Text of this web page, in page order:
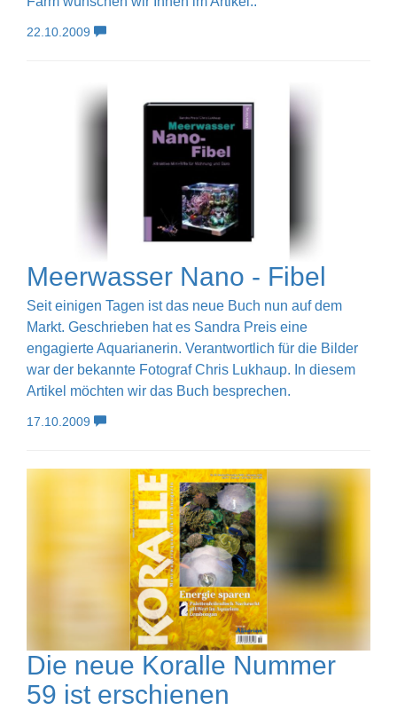
22.10.2009
Meerwasser Nano - Fibel
Seit einigen Tagen ist das neue Buch nun auf dem
Markt. Geschrieben hat es Sandra Preis eine
engagierte Aquarianerin. Verantwortlich für die Bilder
war der bekannte Fotograf Chris Lukhaup. In diesem
Artikel möchten wir das Buch besprechen.
17.10.2009
Die neue Koralle Nummer
59 ist erschienen